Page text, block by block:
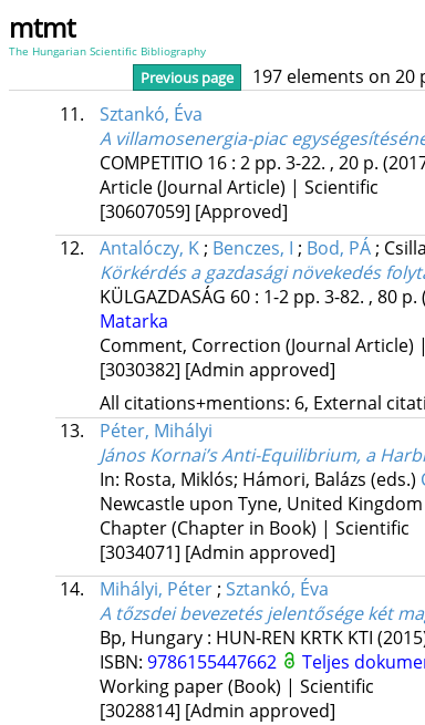
mtmt
The Hungarian Scientific Bibliography
Previous page 197 elements on 20
11.
Sztankó, Éva
A villamosenergia-piac
COMPETITIO 16: 2 pp. 3-22. , 20 p.
Article (Journal Article) | Scientific
[30607059] [Approved]
12.
Antalóczy, K; Benczes, I ; Bod, PÁ;
Körkérdés a gazdasági növekedés
KÜLGAZDASÁG 60: 1-2 pp. 3-82. , 80 p.
Matarka
Comment, Correction (Journal Article)
[3030382] [Admin approved]
All citations+mentions: 6, External
13.
Péter, Mihályi
János Kornai’s Anti-Equilibrium, a
In: Rosta, Miklós; Hámori, Balázs (eds.)
Newcastle upon Tyne, United
Chapter (Chapter in Book) | Scientific
[3034071] [Admin approved]
14.
Mihályi, Péter; Sztankó, Éva
A tőzsdei bevezetés jelentősége két
Bp, Hungary : HUN-REN KRTK KTI
ISBN: 9786155447662
Teljes
Working paper (Book) | Scientific
[3028814] [Admin approved]